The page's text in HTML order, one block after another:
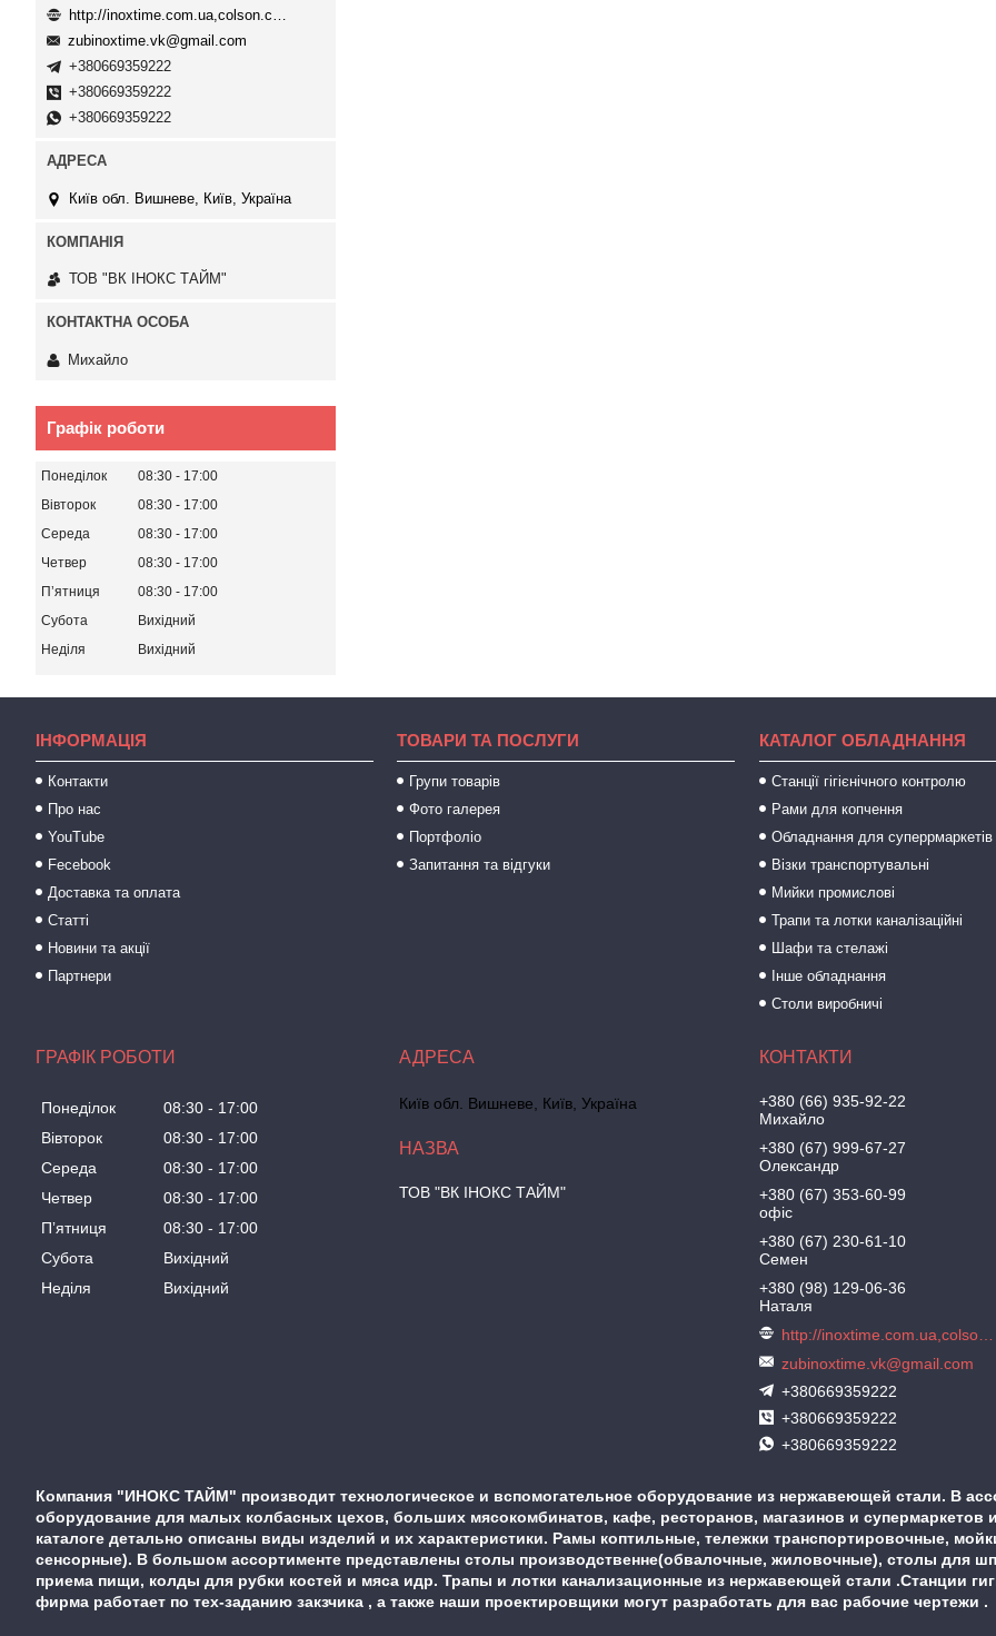
zubinoxtime.vk@gmail.com
+380669359222
+380669359222
+380669359222
Київ обл. Вишневе, Київ, Україна
ТОВ "ВК ІНОКС ТАЙМ"
Михайло
Графік роботи
Понеділок 08:30
17:00
Вівторок
08:30
17:00
Середа
08:30
17:00
Четвер
08:30
17:00
Пʼятниця
08:30
17:00
Субота
Вихідний
Неділя
Вихідний
ІНФОРМАЦІЯ
Контакти
Про нас
YouTube
Fecebook
Доставка та оплата
Статті
Новини та акції
Партнери
ТОВАРИ ТА ПОСЛУГИ
Групи товарів
Фото галерея
Портфоліо
Запитання та відгуки
КАТАЛОГ ОБЛАДНАННЯ
Станції гігієнічного контролю
Рами для копчення
Обладнання для суперрмаркетів
Візки транспортувальні
Мийки промислові
Трапи та лотки каналізаційні
Шафи та стелажі
Інше обладнання
Столи виробничі
ГРАФІК РОБОТИ
Понеділок 08:30
17:00
Вівторок
08:30
17:00
Середа
08:30
17:00
Четвер
08:30
17:00
Пʼятниця
08:30
17:00
Субота
Вихідний
Неділя
Вихідний
Київ обл. Вишневе, Київ, Україна
ТОВ "ВК ІНОКС ТАЙМ"
+380 (66) 935-92-22
Михайло
+380 (67) 999-67-27
Олександр
+380 (67) 353-60-99
офіс
+380 (67) 230-61-10
Семен
+380 (98) 129-06-36
Наталя
zubinoxtime.vk@gmail.com
+380669359222
+380669359222
+380669359222
Компания "ИНОКС ТАЙМ" производит технологическое и вспомогательное оборудование из нержавеющей стали. В
оборудование для малых колбасных цехов, больших мясокомбинатов, кафе, ресторанов, магазинов и супермаркетов
каталоге детально описаны виды изделий и их характеристики. Рамы коптильные, тележки транспортировочные,
сенсорные). В большом ассортименте представлены столы производственне(обвалочные, жиловочные), столы для
приема пищи, колды для рубки костей и мяса идр. Трапы и лотки канализационные из нержавеющей стали .Станции
фирма работает по тех-заданию закзчика , а также наши проектировщики могут разработать для вас рабочие чертежи .